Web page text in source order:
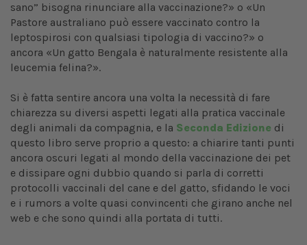
sano” bisogna rinunciare alla vaccinazione?» o «Un
Pastore australiano può essere vaccinato contro la
leptospirosi con qualsiasi tipologia di vaccino?» o
ancora «Un gatto Bengala è naturalmente resistente alla
leucemia felina?».
Si è fatta sentire ancora una volta la necessità di fare
chiarezza su diversi aspetti legati alla pratica vaccinale
degli animali da compagnia, e la Seconda Edizione di
questo libro serve proprio a questo: a chiarire tanti punti
ancora oscuri legati al mondo della vaccinazione dei pet
e dissipare ogni dubbio quando si parla di corretti
protocolli vaccinali del cane e del gatto, sfidando le voci
e i rumors a volte quasi convincenti che girano anche nel
web e che sono quindi alla portata di tutti.